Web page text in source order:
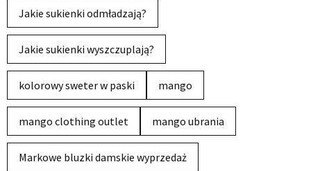
Jakie sukienki odmładzają?
Jakie sukienki wyszczuplają?
kolorowy sweter w paski mango
mango clothing outlet mango ubrania
Markowe bluzki damskie wyprzedaż